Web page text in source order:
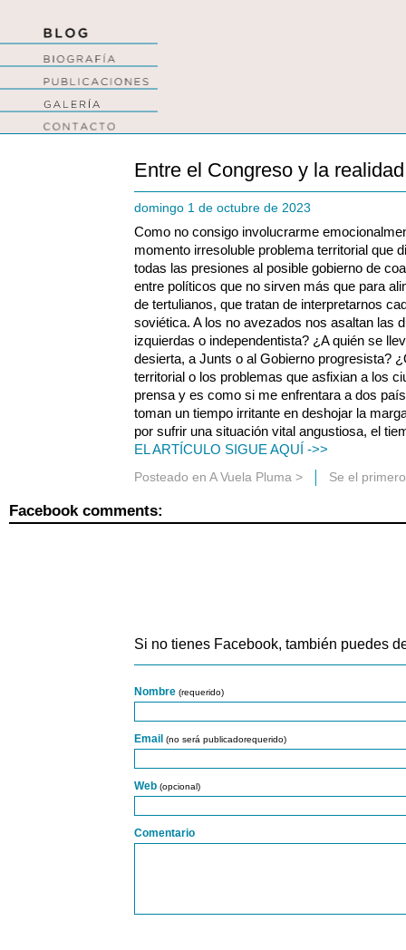
Entre el Congreso y la realidad
domingo 1 de octubre de 2023
Como no consigo involucrarme
momento irresoluble problema territorial que
todas las presiones al posible gobierno de
entre políticos que no sirven más que para
de tertulianos, que tratan de interpretarnos
soviética. A los no avezados nos asaltan las
izquierdas o independentista? ¿A quién se
desierta, a Junts o al Gobierno progresista?
territorial o los problemas que asfixian a los
prensa y es como si me enfrentara a dos
toman un tiempo irritante en deshojar la
por sufrir una situación vital angustiosa, el
EL ARTÍCULO SIGUE AQUÍ ->>
Posteado en A Vuela Pluma > Se el
Facebook comments:
Si no tienes Facebook, también puedes
Nombre (requerido)
Email (no será publicadorequerido)
Web (opcional)
Comentario